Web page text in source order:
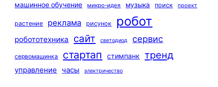
машинное обучение
микро-идея музыка поиск проект
растение реклама рисунок робот
робототехника сайт светодиод сервис
сервомашинка стартап стимпанк тренд
управление часы электричество